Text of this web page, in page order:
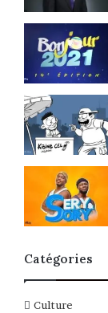
Catégories
Culture